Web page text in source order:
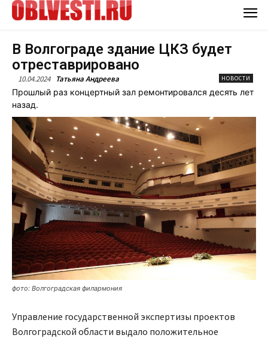
В Волгограде здание ЦКЗ будет
отреставрировано
10.04.2024 Татьяна Андреева НОВОСТИ
Прошлый раз концертный зал ремонтировался десять лет
назад.
фото: Волгоградская филармония
Управление государственной экспертизы проектов
Волгоградской области выдало положительное